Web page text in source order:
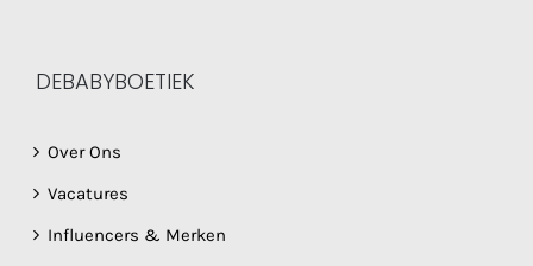
DEBABYBOETIEK
Over Ons
Vacatures
Influencers & Merken